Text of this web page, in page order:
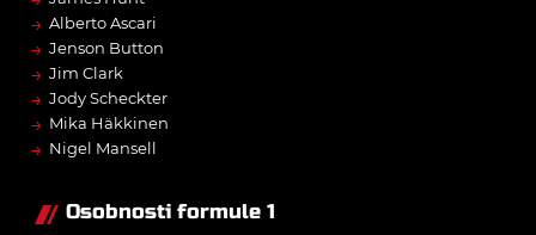
→ Alberto Ascari
→ Jenson Button
→ Jim Clark
→ Jody Scheckter
→ Mika Häkkinen
→ Nigel Mansell
Osobnosti formule 1